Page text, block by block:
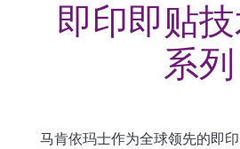
即印即贴
系列
马肯依玛士作为全球领先的即